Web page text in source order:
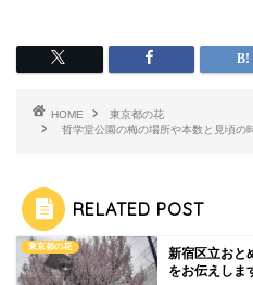
HOME
東京都の花
哲学堂公園の梅の場所や本数と見頃の
RELATED POST
東京都の花
新宿区立おと
をお伝えしま